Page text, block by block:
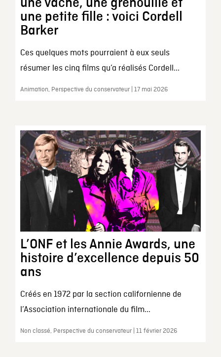
une vache, une grenouille et
une petite fille : voici Cordell
Barker
Ces quelques mots pourraient à eux seuls
résumer les cinq films qu’a réalisés Cordell...
Animation, Perspective du conservateur | 17 mai 2026
L’ONF et les Annie Awards, une
histoire d’excellence depuis 50
ans
Créés en 1972 par la section californienne de
l’Association internationale du film...
Non classé, Perspective du conservateur | 11 février 2026